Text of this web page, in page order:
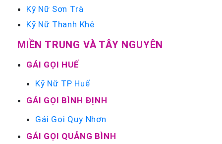
Kỹ Nữ Sơn Trà
Kỹ Nữ Thanh Khê
MIỀN TRUNG VÀ TÂY NGUYÊN
GÁI GỌI HUẾ
Kỹ Nữ TP Huế
GÁI GỌI BÌNH ĐỊNH
Gái Gọi Quy Nhơn
GÁI GỌI QUẢNG BÌNH